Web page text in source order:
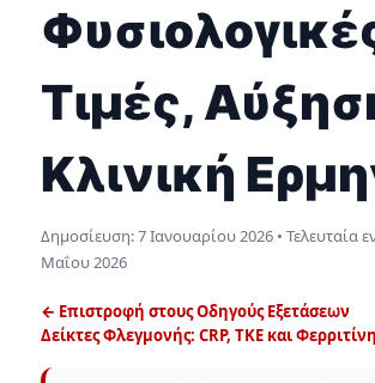
Τιμές,
Κλινική
Δημοσίευση:7 Ιανουαρίου 2026 • Τελευταία
Μαΐου 2026
← Επιστροφή στους Οδηγούς Εξετάσεων
Δείκτες Φλεγμονής: CRP, ΤΚΕ και